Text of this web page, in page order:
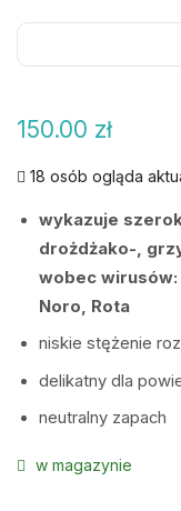
150.00 zł
18 osób ogląda
wykazuje
drożdżako-,
wobec wirusów:
Noro, Rota
niskie stężenie
delikatny dla
neutralny zapach
w magazynie